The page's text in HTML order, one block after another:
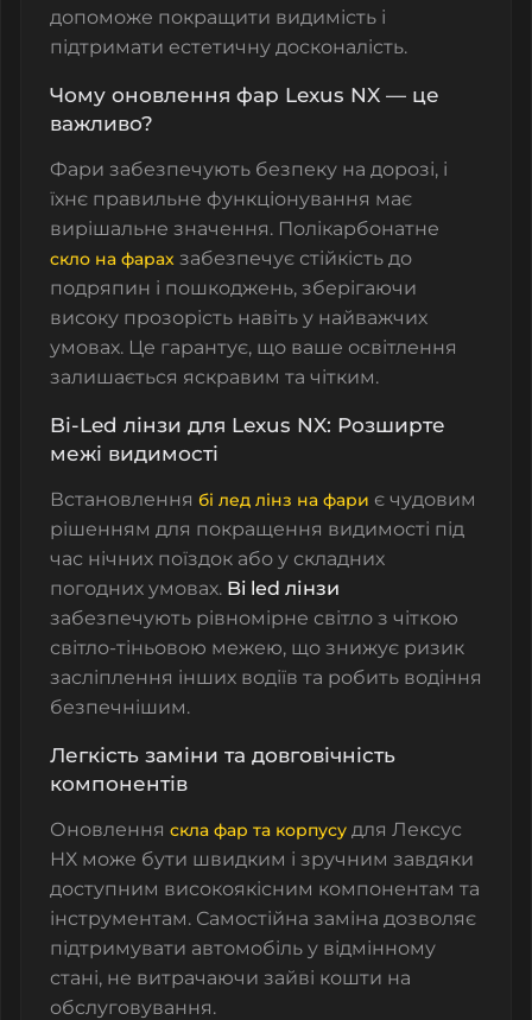
допоможе покращити видимість і
підтримати естетичну досконалість.
Чому оновлення фар Lexus NX — це
важливо?
Фари забезпечують безпеку на дорозі, і
їхнє правильне функціонування має
вирішальне значення. Полікарбонатне
скло на фарах забезпечує стійкість до
подряпин і пошкоджень, зберігаючи
високу прозорість навіть у найважчих
умовах. Це гарантує, що ваше освітлення
залишається яскравим та чітким.
Bi-Led лінзи для Lexus NX: Розширте
межі видимості
Встановлення бі лед лінз на фари є чудовим
рішенням для покращення видимості під
час нічних поїздок або у складних
погодних умовах. Bi led лінзи
забезпечують рівномірне світло з чіткою
світло-тіньовою межею, що знижує ризик
засліплення інших водіїв та робить водіння
безпечнішим.
Легкість заміни та довговічність
компонентів
Оновлення скла фар та корпусу для Лексус
НХ може бути швидким і зручним завдяки
доступним високоякісним компонентам та
інструментам. Самостійна заміна дозволяє
підтримувати автомобіль у відмінному
стані, не витрачаючи зайві кошти на
обслуговування.